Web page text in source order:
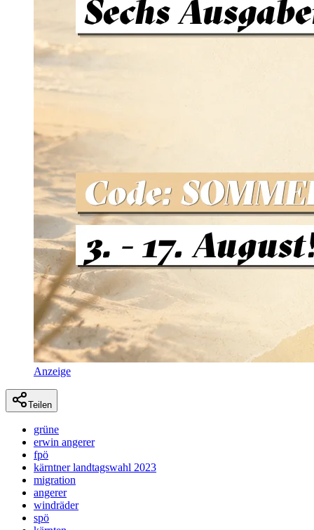
Anzeige
Teilen
grüne
erwin angerer
fpö
kärntner landtagswahl 2023
migration
angerer
windräder
spö